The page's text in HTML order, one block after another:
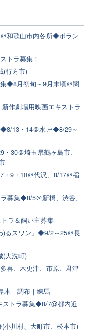
和歌山市内各所◆ボラン
トラ募集！
(行方市)
◆8月初旬～9月末頃＠関
作劇場用映画エキストラ
13・14＠水戸◆8/29～
30＠埼玉県鶴ヶ島市、
9・10＠代沢、8/17＠稲
募集◆8/5＠新橋、渋谷、
ラ＆飼い主募集
)るスワン」◆9/2～25＠長
(大洗町)
喜、木更津、市原、君津
木｜調布｜練馬
ストラ募集◆8/7@都内近
川村、大町市、松本市)